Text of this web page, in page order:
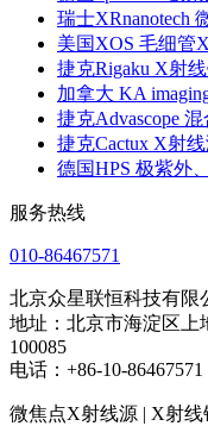
瑞士XRnanotech
美国XOS 毛细管
捷克Rigaku X射
加拿大 KA
捷克Advascope
捷克Cactux X射
德国HPS 极紫外
服务热线
010-86467571
北京众星联恒科技有限
地址：北京市海淀区上
100085
电话：+86-10-86467571
微焦点X射线源 | X射